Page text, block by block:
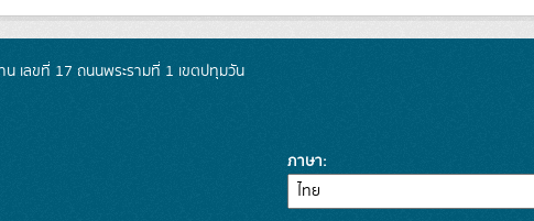
เลขที่ 17 ถนนพระรามที่ 1 เขตปทุมวัน
ภาษา